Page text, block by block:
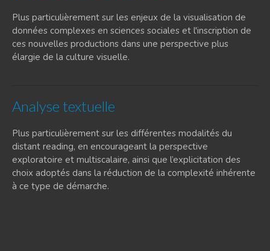
Plus particulièrement sur les enjeux de la visualisation de
données complexes en sciences sociales et l'inscription de
ces nouvelles productions dans une perspective plus
élargie de la culture visuelle.
Analyse textuelle
Plus particulièrement sur les différentes modalités du
distant reading, en encourageant la perspective
exploratoire et multiscalaire, ainsi que l’explicitation des
choix adoptés dans la réduction de la complexité inhérente
à ce type de démarche.